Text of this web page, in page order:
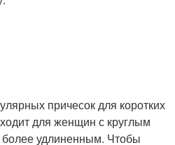
причесок для коротких
для женщин с круглым
более удлиненным. Чтобы